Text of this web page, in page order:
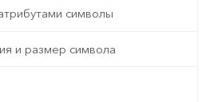
символы
и размер символа